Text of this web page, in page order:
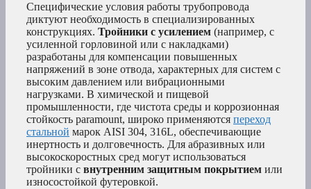
Специфические условия работы трубопровода
диктуют необходимость в специализированных
конструкциях. Тройники с усилением (например, с
усиленной горловиной или с накладками)
разработаны для компенсации повышенных
напряжений в зоне отвода, характерных для систем с
высоким давлением или вибрационными
нагрузками. В химической и пищевой
промышленности, где чистота среды и коррозионная
стойкость paramount, широко применяются переход
стальной марок AISI 304, 316L, обеспечивающие
инертность и долговечность. Для абразивных или
высокоскоростных сред могут использоваться
тройники с внутренним защитным покрытием или
износостойкой футеровкой.